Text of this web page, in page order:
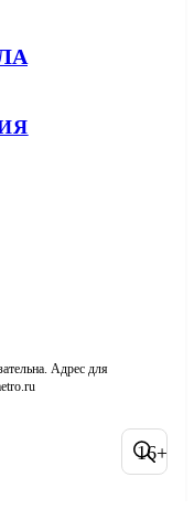
Адрес для
16+